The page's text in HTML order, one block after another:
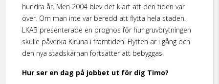
hundra år. Men 2004 blev det klart att den tiden var
över. Om man inte var beredd att flytta hela staden.
LKAB presenterade en prognos för hur gruvbrytningen
skulle påverka Kiruna i framtiden. Flytten är i gång och
den nya stadskärnan fortsätter att bebyggas.
Hur ser en dag på jobbet ut för dig Timo?